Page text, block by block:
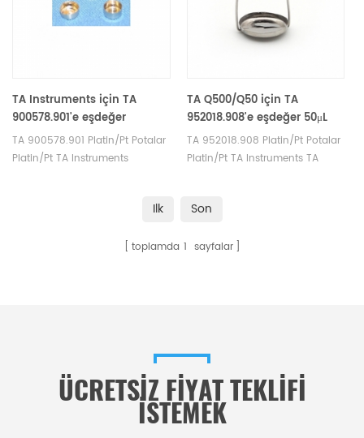
TA Instruments için TA
900578.901'e eşdeğer
Platin/Pt Numune Tavaları
TA 900578.901 Platin/Pt Potalar
Platin/Pt TA Instruments
TA Q500/Q50 için TA
952018.908'e eşdeğer 50μL
Platin Numune Tavaları
TA 952018.908 Platin/Pt Potalar
Platin/Pt TA Instruments TA
potaları ve DSC numune
iyi bir alternatif numune kapları.
Ilk Son
toplamda 1 sayfalar
ÜCRETSIZ FIYAT TEKLIFI
ISTEMEK